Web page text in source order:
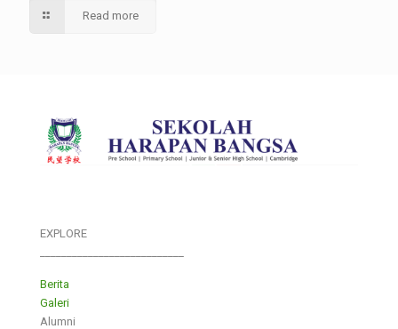
Read more
EXPLORE
Berita
Galeri
Alumni